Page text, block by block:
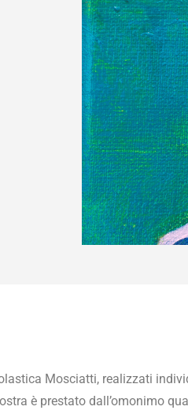
Mosciatti, realizzati
è prestato dall’omonimo